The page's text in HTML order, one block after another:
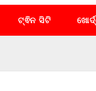
ଟ୍ଵିନ ସିଟି